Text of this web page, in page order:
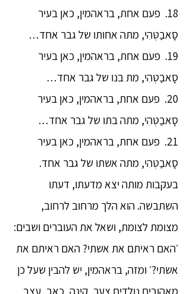
18. פעם אחת, בראהמין, כאן בעיר
סָאבַטְּהִי, מתה אחותו של גבר אחד…
19. פעם אחת, בראהמין, כאן בעיר
סָאבַטְּהִי, מת בנו של גבר אחד…
20. פעם אחת, בראהמין, כאן בעיר
סָאבַטְּהִי, מתה בתו של גבר אחד…
21. פעם אחת, בראהמין, כאן בעיר
סָאבַטְּהִי, מתה אשתו של גבר אחד.
בעקבות מותה יצא מדעתו, דעתו
השתבשה. הוא הלך מרחוב לרחוב,
מצומת לצומת, ושאל את העוברים ושבים:
׳האם ראיתם את אשתי? האם ראיתם את
אשתי?׳ ומזה, בראהמין, יש להבין שעל כן
מאהובים נולדים צער, קינה, כאב, עצב